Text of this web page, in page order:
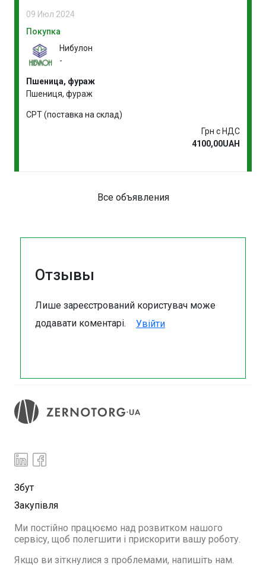
09 Июл 2024
Покупка
Нибулон
-
Пшеница, фураж
Пшениця, фураж
CPT (поставка на склад)
Грн с НДС
4100,00UAH
Все объявления
Отзывы
Лише зареєстрований користувач може
додавати коментарі.
Увійти
Збут
Закупівля
Ми постійно працюємо над розвитком нашого
сервісу, щоб полегшити і прискорити вашу роботу.
Якщо ви зіткнулися з проблемами, напишіть нам.